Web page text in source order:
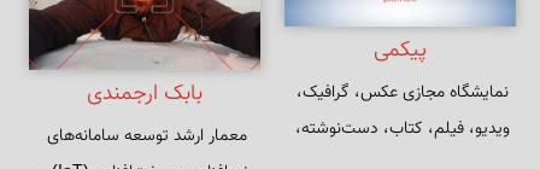
پیکمی
نمایشگاه مجازی عکس، گرافیک،
ویدیو، فیلم، کتاب، دست‌نوشته،
بابک ارجمندی
معمار ارشد توسعه سامانه‌های